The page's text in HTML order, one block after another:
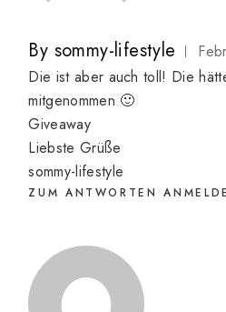
By sommy-lifestyle
Die ist aber auch toll! Die
mitgenommen 🙂
Giveaway
Liebste Grüße
sommy-lifestyle
ZUM ANTWORTEN